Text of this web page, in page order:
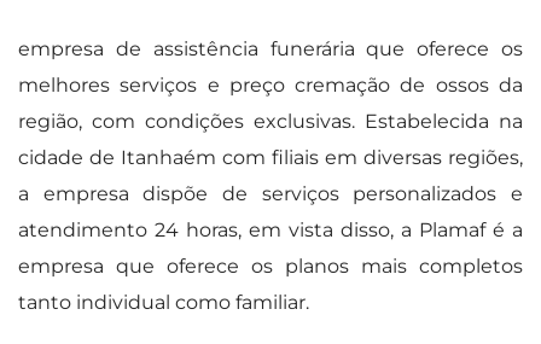
empresa de assistência funerária que oferece os
melhores serviços e preço cremação de ossos da
região, com condições exclusivas. Estabelecida na
cidade de Itanhaém com filiais em diversas regiões,
a empresa dispõe de serviços personalizados e
atendimento 24 horas, em vista disso, a Plamaf é a
empresa que oferece os planos mais completos
tanto individual como familiar.